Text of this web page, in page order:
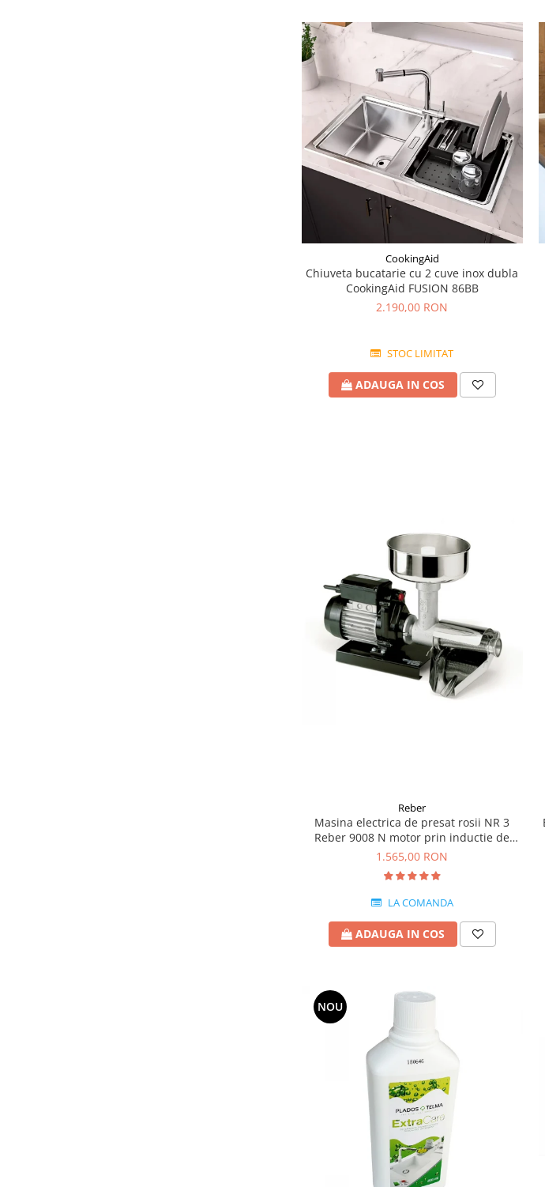
CookingAid
Chiuveta bucatarie cu 2 cuve inox dubla
CookingAid FUSION 86BB
2.190,00 RON
STOC LIMITAT
ADAUGA IN COS
Reber
Masina electrica de presat rosii NR 3
Reber 9008 N motor prin inductie de
400W
1.565,00 RON
LA COMANDA
ADAUGA IN COS
NOU